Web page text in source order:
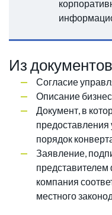
Из
Согласие
Описание
Документ, в
предоставления
порядок
Заявление,
представителем
компания
местного